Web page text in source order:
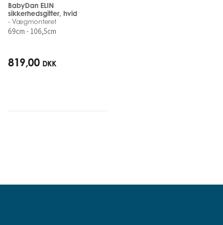
BabyDan ELIN
sikkerhedsgitter, hvid
- Vægmonteret
69cm - 106,5cm
819,00 DKK